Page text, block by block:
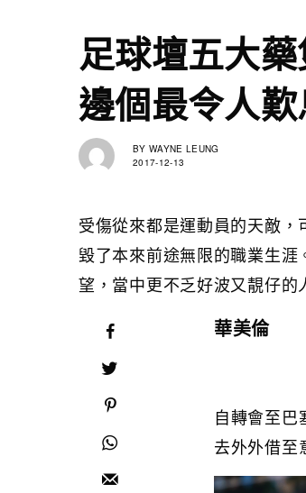
足球壇五大
邊個最令人歎
BY WAYNE LEUNG
2017-12-13
受傷從來都是運動員的天敵
毀了本來前途無限的職業生
望，當中更不乏好波又靚仔的
華美倫
自轉會至
去外外借至